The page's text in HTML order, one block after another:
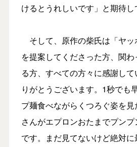
けるとうれしいです」と期待し
そして、原作の柴氏は「ヤ
を提案してくださった方、関
る方、すべての方々に感謝し
りがとうございます。1秒でも
プ麺食べながらくつろぐ姿を
さんがエプロンおたまでプン
です。まだ見てないけど絶対